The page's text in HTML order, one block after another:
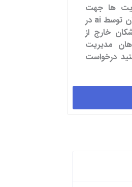
ها جهت
تسهیل ارتباط مراجعان شما با شما به رایگان توسط ai در
خارج از
مدیریت
درخواست